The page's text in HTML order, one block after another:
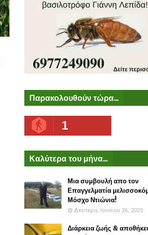
Παρακολουθούν τώρα...
1
Καλύτερα του μήνα...
Μια συμβουλή απο τον
Επαγγελματία
Μόσχο Ντιώνια!
Δευτέρα, Ιουνίου 26, 2023
Διάρκεια ζωής &